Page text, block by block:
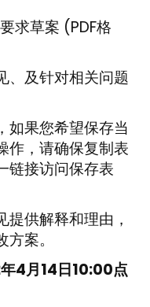
求草案 (PDF格
、及针对相关问题
如果您希望保存当
作，请确保复制表
链接访问保存表
供解释和理由，
案。
4月14日10:00点